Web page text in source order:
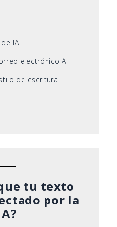
IA
electrónico AI
de escritura
tu texto
por la